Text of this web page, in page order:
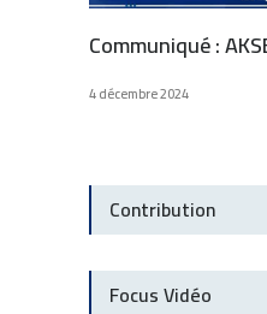
Communiqué :
4 décembre 2024
Contribution
Focus Vidéo